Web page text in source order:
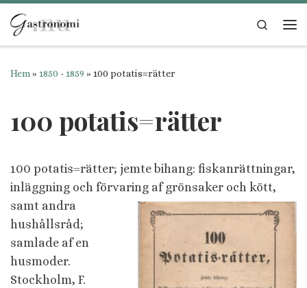
Hoppa till innehåll
Search
Hem »1850 - 1859 »100 potatis=rätter
100 potatis=rätter
100 potatis=rätter; jemte bihang: fiskanrättningar,
inläggning och förvaring af grönsaker och kött,
samt andra
hushållsråd;
samlade af en
husmoder.
Stockholm, F.